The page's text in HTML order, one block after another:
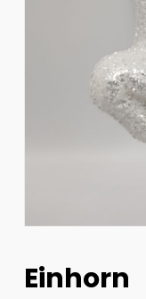
Einhorn